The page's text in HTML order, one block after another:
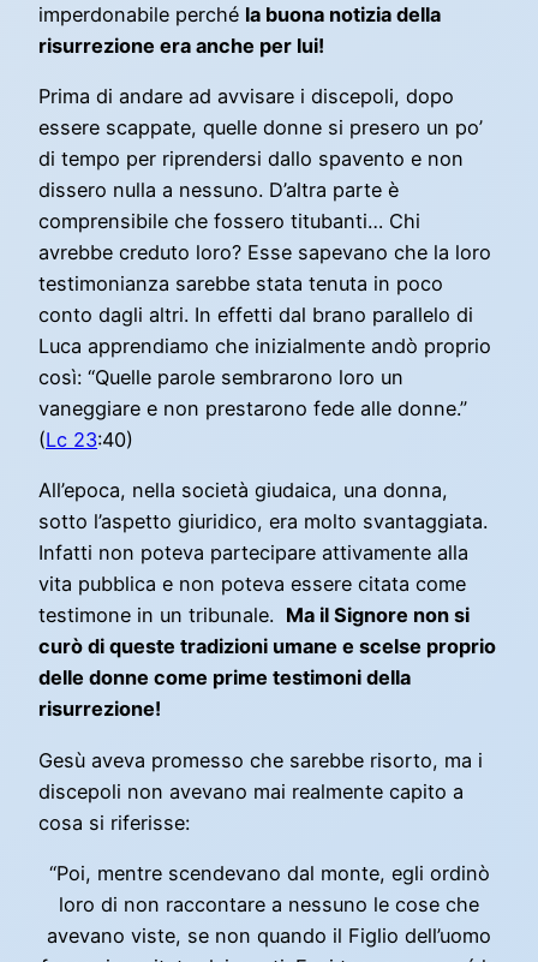
imperdonabile perché la buona notizia della
risurrezione era anche per lui!
Prima di andare ad avvisare i discepoli, dopo
essere scappate, quelle donne si presero un po’
di tempo per riprendersi dallo spavento e non
dissero nulla a nessuno. D’altra parte è
comprensibile che fossero titubanti… Chi
avrebbe creduto loro? Esse sapevano che la loro
testimonianza sarebbe stata tenuta in poco
conto dagli altri. In effetti dal brano parallelo di
Luca apprendiamo che inizialmente andò proprio
così: “Quelle parole sembrarono loro un
vaneggiare e non prestarono fede alle donne.”
(Lc 23:40)
All’epoca, nella società giudaica, una donna,
sotto l’aspetto giuridico, era molto svantaggiata.
Infatti non poteva partecipare attivamente alla
vita pubblica e non poteva essere citata come
testimone in un tribunale. Ma il Signore non si
curò di queste tradizioni umane e scelse proprio
delle donne come prime testimoni della
risurrezione!
Gesù aveva promesso che sarebbe risorto, ma i
discepoli non avevano mai realmente capito a
cosa si riferisse:
“Poi, mentre scendevano dal monte, egli ordinò
loro di non raccontare a nessuno le cose che
avevano viste, se non quando il Figlio dell’uomo